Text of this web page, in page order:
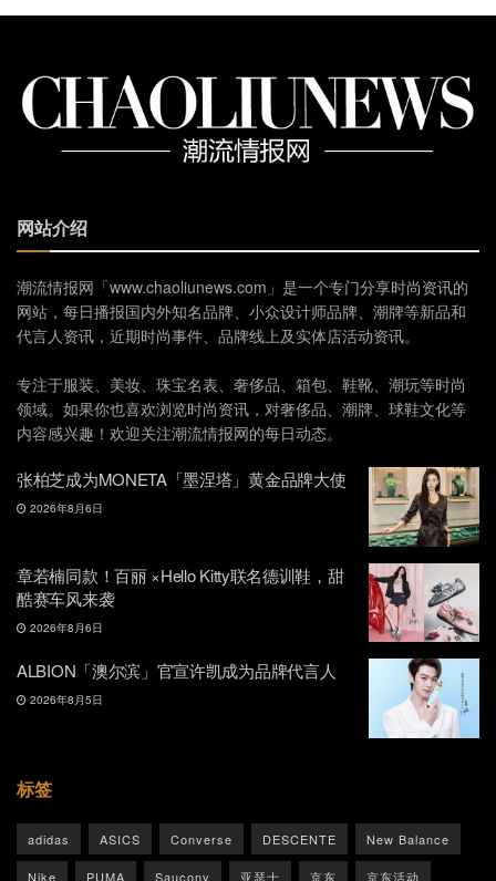
网站介绍
潮流情报网「www.chaoliunews.com」是一个专门分享时尚资讯的
网站，每日播报国内外知名品牌、小众设计师品牌、潮牌等新品和
代言人资讯，近期时尚事件、品牌线上及实体店活动资讯。
专注于服装、美妆、珠宝名表、奢侈品、箱包、鞋靴、潮玩等时尚
领域。如果你也喜欢浏览时尚资讯，对奢侈品、潮牌、球鞋文化等
内容感兴趣！欢迎关注潮流情报网的每日动态。
张柏芝成为MONETA「墨涅塔」黄金品牌大使
2026年8月6日
章若楠同款！百丽 ×Hello Kitty联名德训鞋，甜
酷赛车风来袭
2026年8月6日
ALBION「澳尔滨」官宣许凯成为品牌代言人
2026年8月5日
标签
adidas ASICS Converse DESCENTE New Balance
Nike PUMA Saucony 亚瑟士 京东 京东活动